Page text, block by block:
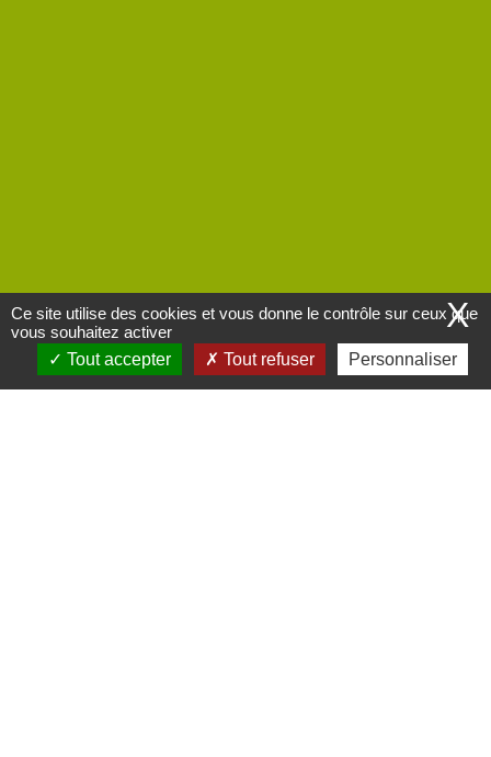
X
Ce site utilise des cookies et vous donne le contrôle sur ceux que
vous souhaitez activer
Tout accepter
Tout refuser Personnaliser